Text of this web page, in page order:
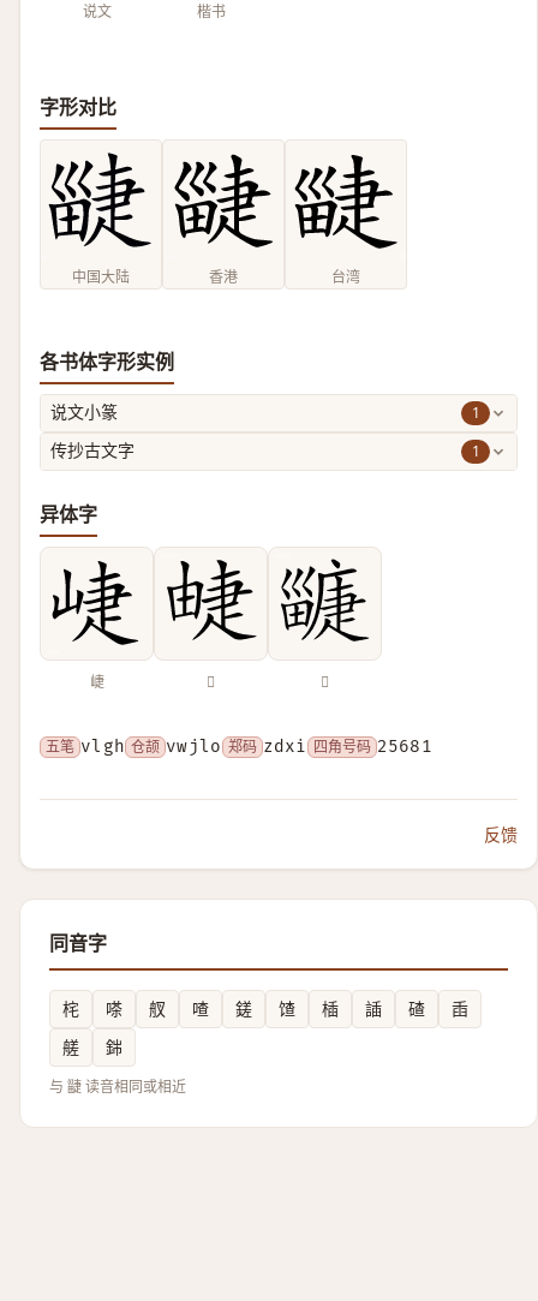
说文 楷书
字形对比
中国大陆 香港 台湾
各书体字形实例
说文小篆 1
传抄古文字 1
异体字
崨 𤲣 𤳲
五笔 vlgh 仓颉 vwjlo 郑码 zdxi 四角号码 25681
反馈
同音字
㭦 嗏 䑡 喳 鎈 馇 㮑 䛽 碴
臿
艖
銟
与 疀 读音相同或相近